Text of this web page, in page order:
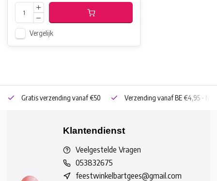
Vergelijk
Gratis verzending vanaf €50 Verzending vanaf BE €4,95 - NL
Klantendienst
Veelgestelde Vragen
053832675
feestwinkelbartgees@gmail.com